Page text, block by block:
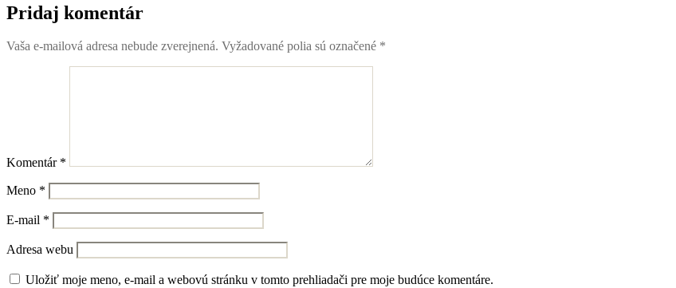
Pridaj komentár
Vaša e-mailová adresa nebude zverejnená. Vyžadované polia sú označené *
Komentár *
Meno *
E-mail *
Adresa webu
Uložiť moje meno, e-mail a webovú stránku v tomto prehliadači pre moje budúce komentáre.